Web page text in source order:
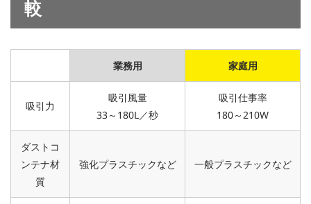
較
業務用 家庭用
吸引力
吸引風量
33～180L／秒
吸引仕事率
180～210W
ダストコ
ンテナ材
質
強化プラスチックなど 一般プラスチックなど